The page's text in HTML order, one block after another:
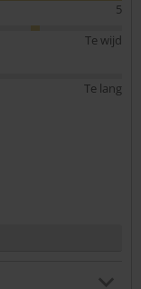
5
Te wijd
Te lang